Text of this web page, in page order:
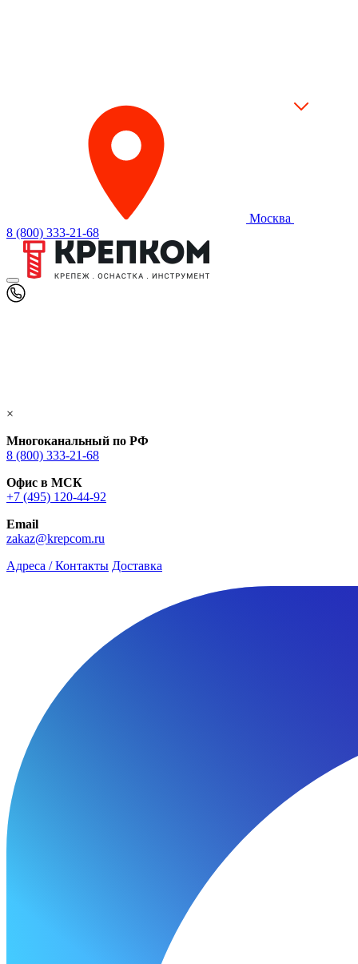
Москва
8 (800) 333-21-68
×
Многоканальный по РФ
8 (800) 333‑21-68
Офис в МСК
+7 (495) 120-44-92
Email
zakaz@krepcom.ru
Адреса / Контакты Доставка